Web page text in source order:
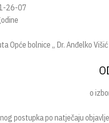
26-07
Opće bolnice „ Dr. Anđelko
o
postupka po natječaju